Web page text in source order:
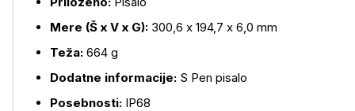
Mere (Š x V x G): 300,6 x 194,7 x 6,0 mm
Teža: 664 g
Dodatne informacije: S Pen pisalo
Posebnosti: IP68